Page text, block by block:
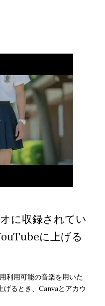
に収録されてい
に上げる
利用可能の音楽を用いた
るとき、Canvaとアカウ